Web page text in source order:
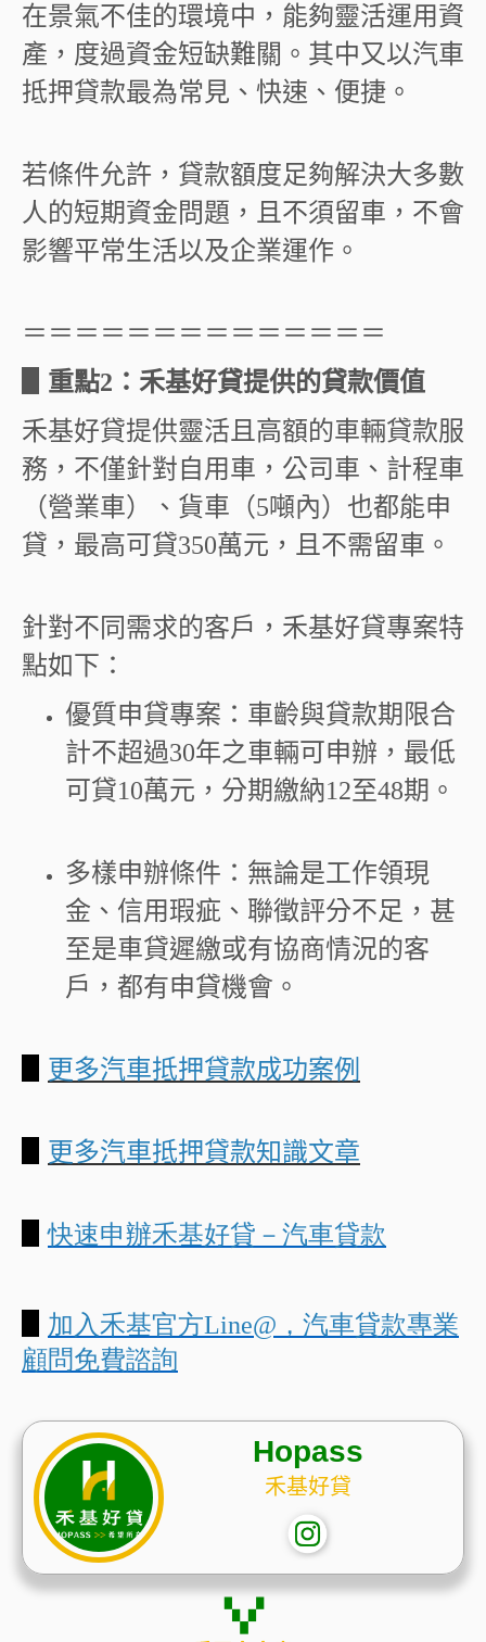
在景氣不佳的環境中，能夠靈活運用資
產，度過資金短缺難關。其中又以汽車
抵押貸款最為常見、快速、便捷。
若條件允許，貸款額度足夠解決大多數
人的短期資金問題，且不須留車，不會
影響平常生活以及企業運作。
＝＝＝＝＝＝＝＝＝＝＝＝＝＝
重點2 ：禾基好貸提供的貸款價值
禾基好貸提供靈活且高額的車輛貸款服
務，不僅針對自用車，公司車、計程車
（營業車）、貨車（5噸內）也都能申
貸，最高可貸350萬元，且不需留車。
針對不同需求的客戶，禾基好貸專案特
點如下：
優質申貸專案：車齡與貸款期限合
計不超過30年之車輛可申辦，最低
可貸10萬元，分期繳納12至48期。
多樣申辦條件：無論是工作領現
金、信用瑕疵、聯徵評分不足，甚
至是車貸遲繳或有協商情況的客
戶，都有申貸機會。
更多汽車抵押貸款成功案例
更多汽車抵押貸款知識文章
▋快速申辦禾基好貸－汽車貸款
加入禾基官方Line@ ，汽車貸款專業
顧問免費諮詢
Hopass
禾基好貸